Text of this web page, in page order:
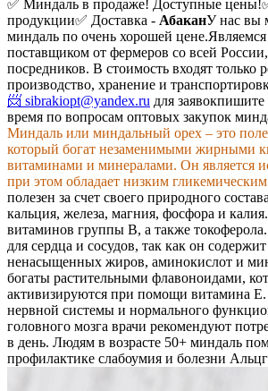
✅ Миндаль в продаже! Доступные цены!
продукции✅ Доставка - АбаканУ нас вы
миндаль по очень хорошей цене.
поставщиком от фермеров со всей
посредников. В стоимость входят только
производство, хранение и
📨 sibrakiopt@yandex.ru для заявокпишите
время по вопросам оптовых закупок
Миндаль или миндальный орех – это
который богат незаменимыми жирными
витаминами и минералами. Он является
при этом обладает низким
полезен за счет своего природного
кальция, железа, магния, фосфора и
витаминов группы B, а также
для сердца и сосудов, так как он
ненасыщенных жиров, аминокислот и
богаты растительными флавоноидами,
активизируются при помощи витамина
нервной системы и нормального
головного мозга врачи рекомендуют
в день. Людям в возрасте 50+ миндаль
профилактике слабоумия и болезни